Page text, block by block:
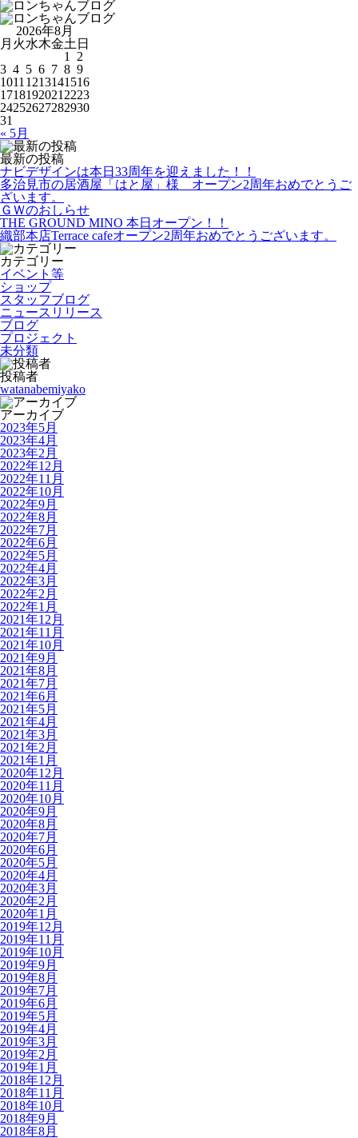
2026年8月
月 火水木金土 日
1
2
3 4 5 6 7 8 9
1011 1213141516
1718192021 2223
24252627282930
31
« 5月
最新の投稿
ナビデザインは本日33周年を迎えました！！
多治見市の居酒屋「はと屋」様 オープン2周年おめでとうご
ざいます。
ＧＷのおしらせ
THE GROUND MINO 本日オープン！！
織部本店Terrace cafeオープン2周年おめでとうございます。
カテゴリー
イベント等
ショップ
スタッフブログ
ニュースリリース
ブログ
プロジェクト
未分類
投稿者
watanabemiyako
アーカイブ
2023年5月
2023年4月
2023年2月
2022年12月
2022年11月
2022年10月
2022年9月
2022年8月
2022年7月
2022年6月
2022年5月
2022年4月
2022年3月
2022年2月
2022年1月
2021年12月
2021年11月
2021年10月
2021年9月
2021年8月
2021年7月
2021年6月
2021年5月
2021年4月
2021年3月
2021年2月
2021年1月
2020年12月
2020年11月
2020年10月
2020年9月
2020年8月
2020年7月
2020年6月
2020年5月
2020年4月
2020年3月
2020年2月
2020年1月
2019年12月
2019年11月
2019年10月
2019年9月
2019年8月
2019年7月
2019年6月
2019年5月
2019年4月
2019年3月
2019年2月
2019年1月
2018年12月
2018年11月
2018年10月
2018年9月
2018年8月